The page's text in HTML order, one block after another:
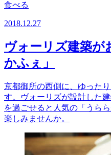
食べる
2018.12.27
ヴォーリズ建築が
かふぇ」
京都御所の西側に、ゆった
す。ヴォーリズが設計した
を過ごせると人気の「うら
楽しみませんか。